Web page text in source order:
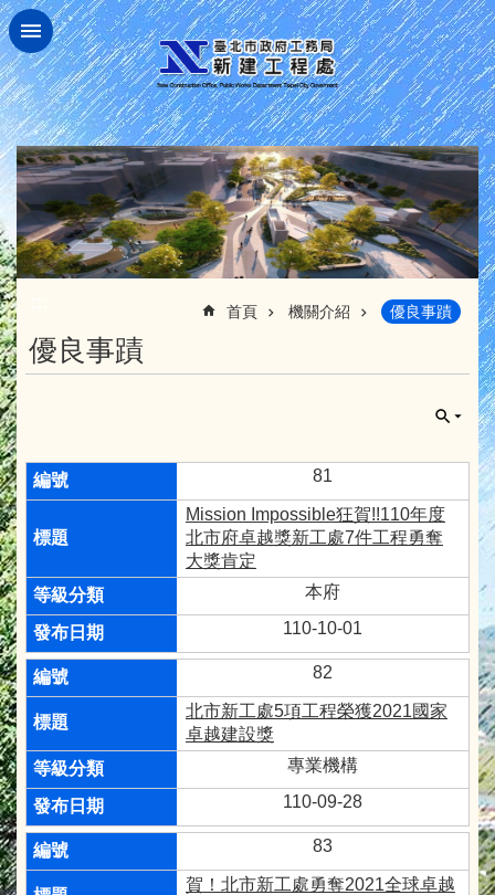
跳到主要內容區塊
首頁 機關介紹 優良事蹟
優良事蹟
81
Mission Impossible狂賀!!110年度
北市府卓越獎新工處7件工程勇奪
大獎肯定
本府
110-10-01
82
北市新工處5項工程榮獲2021國家
卓越建設獎
專業機構
110-09-28
83
賀！北市新工處勇奪2021全球卓越